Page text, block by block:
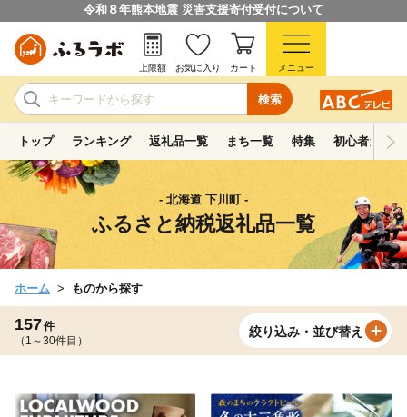
令和８年熊本地震 災害支援寄付受付について
検索
上限額 お気に入り カート メニュー
トップ ランキング 返礼品一覧 まち一覧 特集 初心者ガイド
- 北海道 下川町 -
ふるさと納税返礼品一覧
ホーム ものから探す
157件
（1～30件目）
絞り込み・並び替え